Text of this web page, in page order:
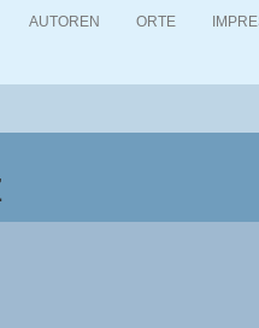
AUTOREN ORTE